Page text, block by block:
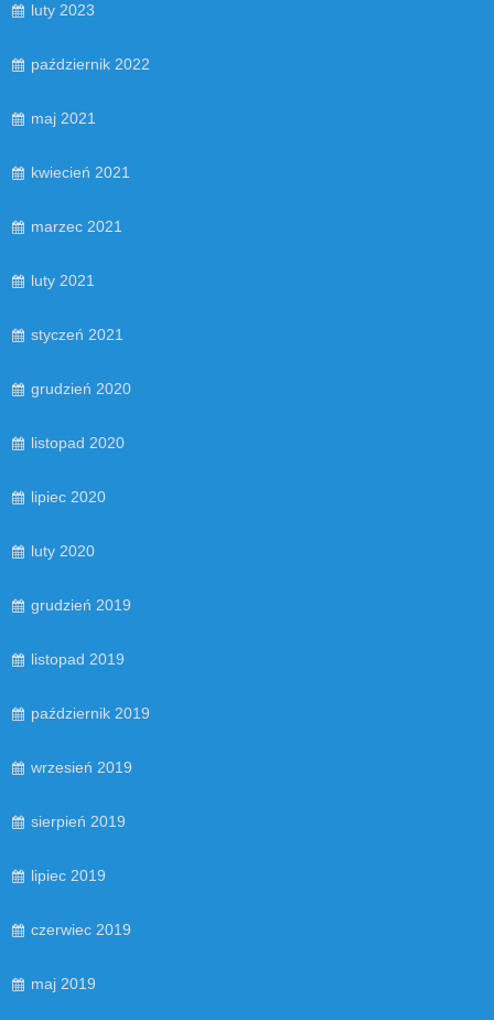
luty 2023
październik 2022
maj 2021
kwiecień 2021
marzec 2021
luty 2021
styczeń 2021
grudzień 2020
listopad 2020
lipiec 2020
luty 2020
grudzień 2019
listopad 2019
październik 2019
wrzesień 2019
sierpień 2019
lipiec 2019
czerwiec 2019
maj 2019